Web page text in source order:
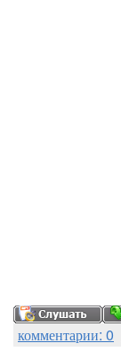
комментарии: 0